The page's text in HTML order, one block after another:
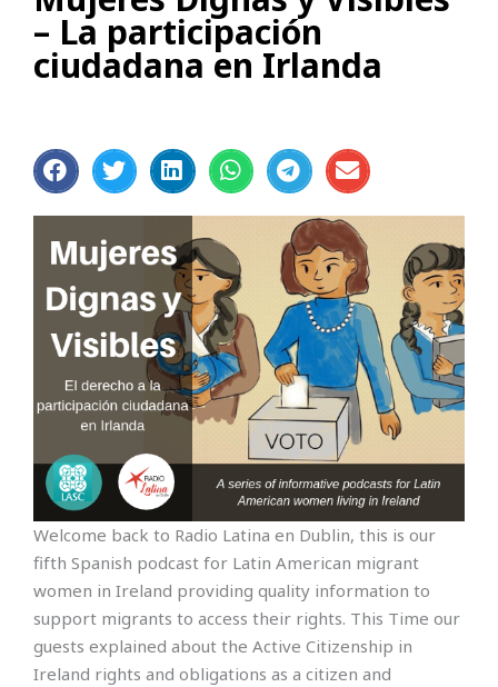
– La participación
ciudadana en Irlanda
Welcome back to Radio Latina en Dublin, this is our
fifth Spanish podcast for Latin American migrant
women in Ireland providing quality information to
support migrants to access their rights. This Time our
guests explained about the Active Citizenship in
Ireland rights and obligations as a citizen and